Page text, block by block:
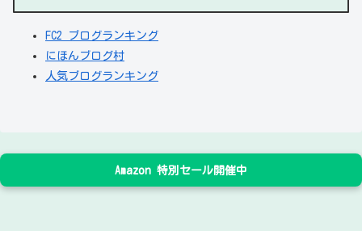
FC2 ブログランキング
にほんブログ村
人気ブログランキング
Amazon 特別セール開催中